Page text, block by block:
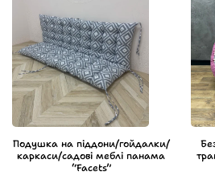
Подушка на піддони/гойдалки/
каркаси/садові меблі панама
“Facets”